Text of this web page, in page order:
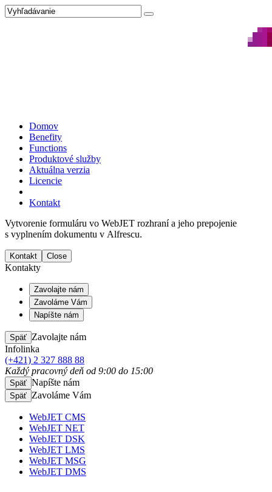
Domov
Benefity
Functions
Produktové služby
Aktuálna verzia
Licencie
Kontakt
Vytvorenie formuláru vo WebJET rozhraní a jeho prepojenie
s vyplnením dokumentu v Alfrescu.
Kontakt Close
Kontakty
Zavolajte nám
Zavoláme Vám
Napíšte nám
Späť Zavolajte nám
Infolinka
(+421) 2 327 888 88
Každý pracovný deň od 9:00 do 15:00
Späť Napíšte nám
Späť Zavoláme Vám
WebJET CMS
WebJET NET
WebJET DSK
WebJET LMS
WebJET MSG
WebJET DMS